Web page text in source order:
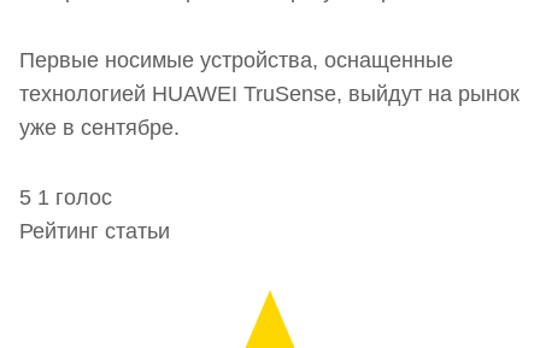
Первые носимые устройства, оснащенные
технологией HUAWEI TruSense, выйдут на рынок
уже в сентябре.
5 1 голос
Рейтинг статьи